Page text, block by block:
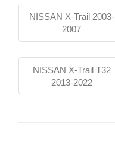
NISSAN X-Trail 2003-
2007
NISSAN X-Trail T32
2013-2022